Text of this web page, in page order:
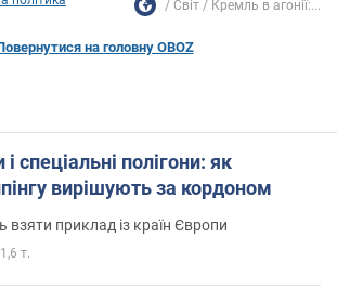
Світ Кремль в агонії:...
на головну OBOZ
спеціальні полігони: як
вирішують за кордоном
взяти приклад із країн Європи
1,6 т.